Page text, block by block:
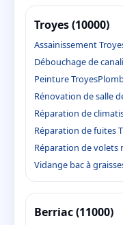
Troyes (10000)
Assainissement
Débouchage de
Peinture Troyes
Rénovation de salle
Réparation de
Réparation de fuites
Réparation de volets
Vidange bac à
Berriac (11000)